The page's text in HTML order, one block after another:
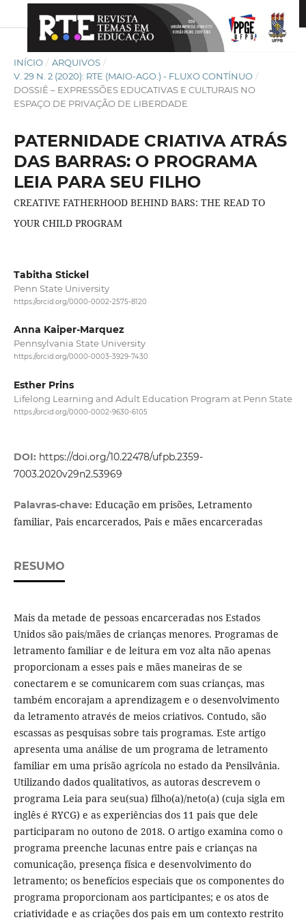
INÍCIO / ARQUIVOS /
V. 29 N. 2 (2020): RTE (MAIO-AGO.) - FLUXO CONTÍNUO /
DOSSIÊ – EXPRESSÕES EDUCATIVAS E CULTURAIS NO
ESPAÇO DE PRIVAÇÃO DE LIBERDADE
PATERNIDADE CRIATIVA ATRÁS
DAS BARRAS: O PROGRAMA
LEIA PARA SEU FILHO
CREATIVE FATHERHOOD BEHIND BARS: THE READ TO
YOUR CHILD PROGRAM
Tabitha Stickel
Penn State University
https://orcid.org/0000-0002-2575-8120
Anna Kaiper-Marquez
Pennsylvania State University
https://orcid.org/0000-0003-3929-7430
Esther Prins
Lifelong Learning and Adult Education Program at Penn State
https://orcid.org/0000-0002-9630-6105
DOI: https://doi.org/10.22478/ufpb.2359-
7003.2020v29n2.53969
Palavras-chave: Educação em prisões, Letramento
familiar, Pais encarcerados, Pais e mães encarceradas
RESUMO
Mais da metade de pessoas encarceradas nos Estados
Unidos são pais/mães de crianças menores. Programas de
letramento familiar e de leitura em voz alta não apenas
proporcionam a esses pais e mães maneiras de se
conectarem e se comunicarem com suas crianças, mas
também encorajam a aprendizagem e o desenvolvimento
da letramento através de meios criativos. Contudo, são
escassas as pesquisas sobre tais programas. Este artigo
apresenta uma análise de um programa de letramento
familiar em uma prisão agrícola no estado da Pensilvânia.
Utilizando dados qualitativos, as autoras descrevem o
programa Leia para seu(sua) filho(a)/neto(a) (cuja sigla em
inglês é RYCG) e as experiências dos 11 pais que dele
participaram no outono de 2018. O artigo examina como o
programa preenche lacunas entre pais e crianças na
comunicação, presença física e desenvolvimento do
letramento; os benefícios especiais que os componentes do
programa proporcionam aos participantes; e os atos de
criatividade e as criações dos pais em um contexto restrito